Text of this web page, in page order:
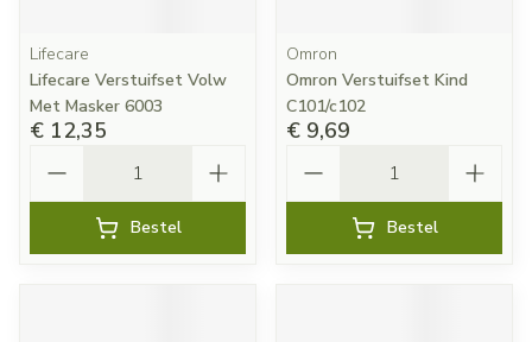
Lifecare
Lifecare Verstuifset Volw
Met Masker 6003
€ 12,35
Bestel
Omron
Omron Verstuifset Kind
C101/c102
€ 9,69
Bestel